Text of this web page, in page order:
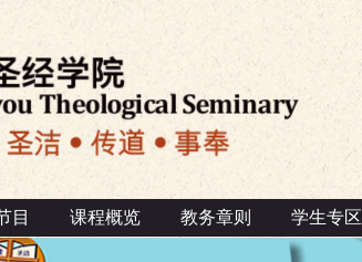
目 课程概览 教务章则 学生专区